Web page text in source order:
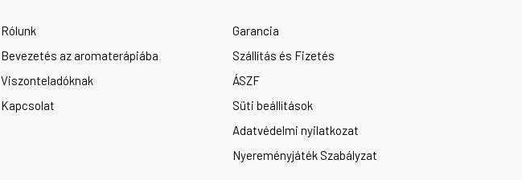
Rólunk
Bevezetés az aromaterápiába
Viszonteladóknak
Kapcsolat
Garancia
Szállítás és Fizetés
ÁSZF
Süti beállítások
Adatvédelmi nyilatkozat
Nyereményjáték Szabályzat